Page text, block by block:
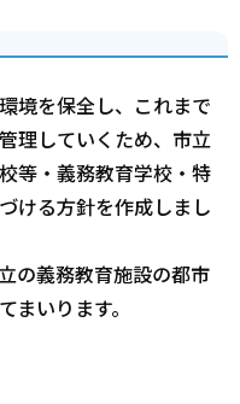
境を保全し、これまで
理していくため、市立
等・義務教育学校・特
ける方針を作成しまし
の義務教育施設の都市
いります。